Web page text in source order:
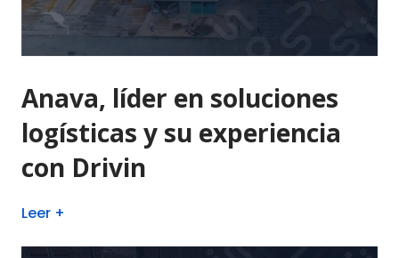
Anava, líder en soluciones
logísticas y su experiencia
con Drivin
Leer +